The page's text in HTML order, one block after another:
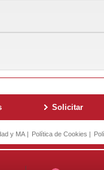
Solicitar
Política de Cookies |
y MA|